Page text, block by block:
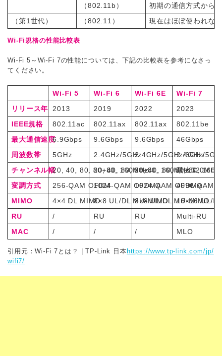
（802.11b）
初期の通信方式から
（第1世代）
（802.11） 現在はほぼ使われな
Wi-Fi規格の性能比較表
Wi-Fi 5～Wi-Fi 7の性能については、下記の比較表を参考になさっ
てください。
Wi-Fi 5 Wi-Fi 6 Wi-Fi 6E
Wi-Fi 7
リリース年
2013 2019 2022
2023
IEEE規格
802.11ac 802.11ax 802.11ax
802.11be
最大通信速度6.9Gbps 9.6Gbps 9.6Gbps
46Gbps
周波数帯
5GHz 2.4GHz/5GHz2.4GHz/5GHz/6GHz
2.4GHz/
チャンネル幅20, 40, 80, 80+80, 160MHz
20, 40, 80, 80+80, 160MHz
20, 40, 80, 80+80,
最大320MHz
変調方式
256-QAM OFDM1024-QAM OFDMA1024-QAM OFDMA
4096-QAM
MIMO
4×4 DL MIMO8×8 UL/DL MU-MIMO8×8 UL/DL MU-MIMO
16×16 UL/
RU
/ RU RU
Multi-RU
MAC
/ / / MLO
引用元：Wi-Fi 7とは？ | TP-Link 日本https://www.tp-link.com/jp/
wifi7/